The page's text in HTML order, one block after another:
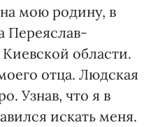
мою родину, в
Переяслав-
области.
отца. Людская
Узнав, что я в
искать меня.